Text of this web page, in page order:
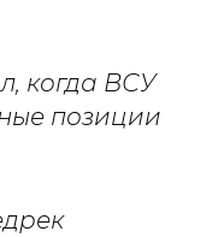
когда ВСУ
позиции